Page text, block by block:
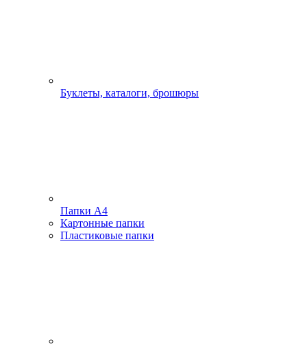
Буклеты, каталоги, брошюры
Папки А4
Картонные папки
Пластиковые папки